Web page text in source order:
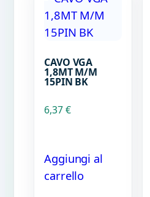
CAVO VGA
1,8MT M/M
15PIN BK
6,37€
Aggiungi al
carrello